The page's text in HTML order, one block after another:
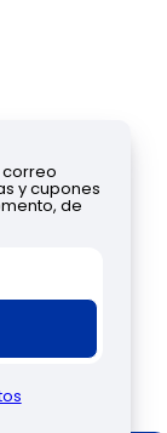
y cupones
de